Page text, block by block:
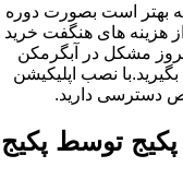
که بهتر است بصورت دوره
هزینه های هنگفت خرید
مشکل در آبگرمکن
نصب اپلیکیشن
دسترسی دارید.
پکیج توسط پکیج